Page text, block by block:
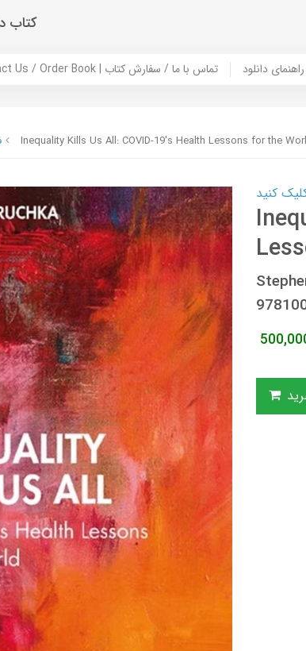
کتاب
Contact Us / Order Book | تماس با ما / سفارش کتاب راهنمای دانلود
Inequality Kills Us All: COVID-19's Health Lessons for the